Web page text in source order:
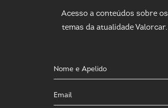
Acesso a conteúdos sobre os
temas da atualidade Valorcar.